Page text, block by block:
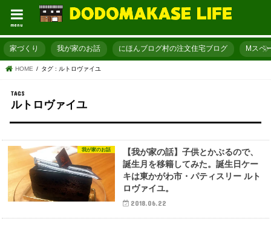
menu
家づくり 我が家のお話 にほんブログ村の注文住宅ブログ Mスペ
HOME タグ : ルトロヴァイユ
ルトロヴァイユ
我が家のお話
【我が家の話】子供とかぶるので、
誕生月を移籍してみた。誕生日ケー
キは東かがわ市・パティスリー ルト
ロヴァイユ。
2018.06.22